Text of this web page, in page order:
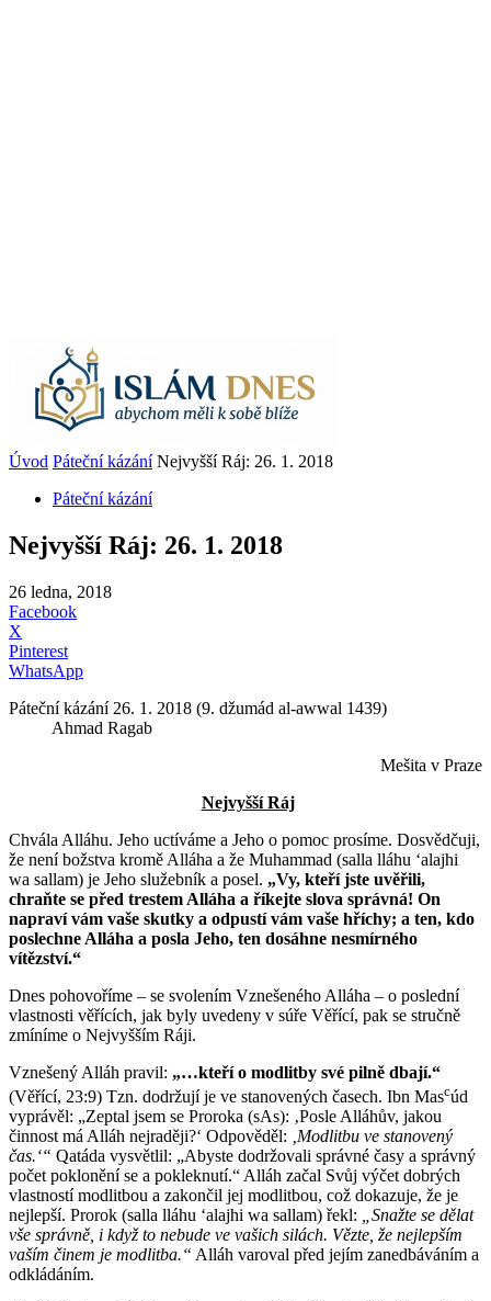
Úvod Páteční kázání Nejvyšší Ráj: 26. 1. 2018
Páteční kázání
Nejvyšší Ráj: 26. 1. 2018
26 ledna, 2018
Facebook
X
Pinterest
WhatsApp
Páteční kázání 26. 1. 2018 (9. džumád al-awwal 1439)
Ahmad Ragab
Mešita v Praze
Nejvyšší Ráj
Chvála Alláhu. Jeho uctíváme a Jeho o pomoc prosíme. Dosvědčuji,
že není božstva kromě Alláha a že Muhammad (salla lláhu ʻalajhi
wa sallam) je Jeho služebník a posel. „Vy, kteří jste uvěřili,
chraňte se před trestem Alláha a říkejte slova správná! On
napraví vám vaše skutky a odpustí vám vaše hříchy; a ten, kdo
poslechne Alláha a posla Jeho, ten dosáhne nesmírného
vítězství.“
Dnes pohovoříme – se svolením Vznešeného Alláha – o poslední
vlastnosti věřících, jak byly uvedeny v súře Věřící, pak se stručně
zmíníme o Nejvyšším Ráji.
Vznešený Alláh pravil: „…kteří o modlitby své pilně dbají.“
(Věřící, 23:9) Tzn. dodržují je ve stanovených časech. Ibn Mascúd
vyprávěl: „Zeptal jsem se Proroka (sAs): ‚Posle Alláhův, jakou
činnost má Alláh nejraději?‘ Odpověděl:
‚Modlitbu ve stanovený
čas.‘“ Qatáda vysvětlil: „Abyste dodržovali správné časy a správný
počet poklonění se a pokleknutí.“ Alláh začal Svůj výčet dobrých
vlastností modlitbou a zakončil jej modlitbou, což dokazuje, že je
nejlepší. Prorok (salla lláhu ʻalajhi wa sallam) řekl:
„Snažte se dělat
vše správně, i když to nebude ve vašich silách. Vězte, že nejlepším
vaším činem je modlitba.“ Alláh varoval před jejím zanedbáváním a
odkládáním.